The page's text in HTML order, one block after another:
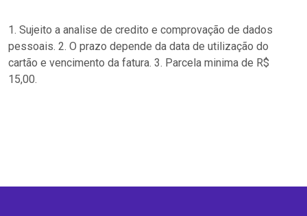
1. Sujeito a analise de credito e comprovação de dados
pessoais. 2. O prazo depende da data de utilização do
cartão e vencimento da fatura. 3. Parcela minima de R$
15,00.